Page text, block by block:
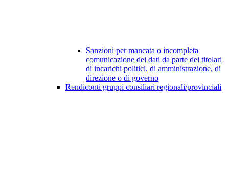
Sanzioni per mancata o incompleta
comunicazione dei dati da parte dei titolari
di incarichi politici, di amministrazione, di
direzione o di governo
Rendiconti gruppi consiliari regionali/provinciali